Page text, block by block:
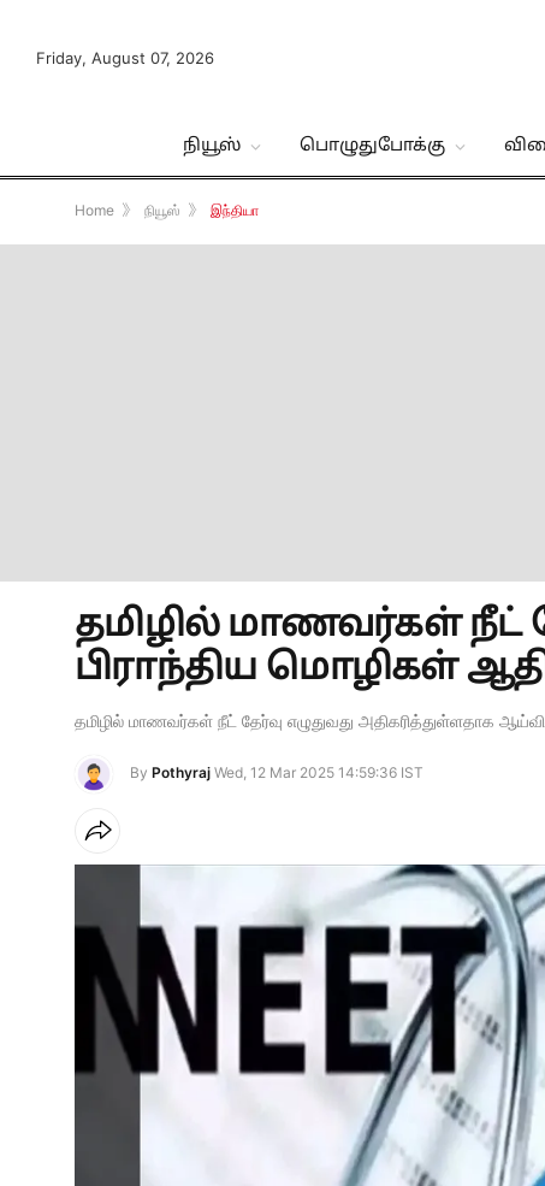
Friday, August 07, 2026
நியூஸ் பொழுதுபோக்கு
Home 》 நியூஸ் 》 இந்தியா
தமிழில் மாணவர்கள் நீட்
பிராந்திய மொழிகள்
தமிழில் மாணவர்கள் நீட் தேர்வு எழுதுவது அதிகரித்துள்ளதாக
By Pothyraj Wed, 12 Mar 2025 14:59:36 IST